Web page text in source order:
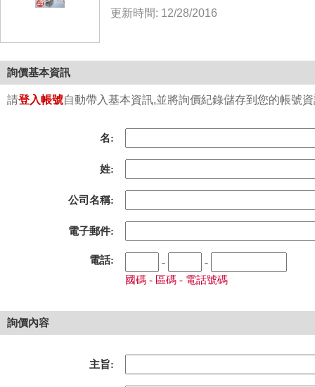
更新時間: 12/28/2016
詢價基本資訊
請登入帳號自動帶入基本資訊,並將詢價紀錄儲存到您的帳號
名:
姓:
公司名稱:
電子郵件:
電話: -
-
國碼 - 區碼 - 電話號碼
詢價內容
主旨: